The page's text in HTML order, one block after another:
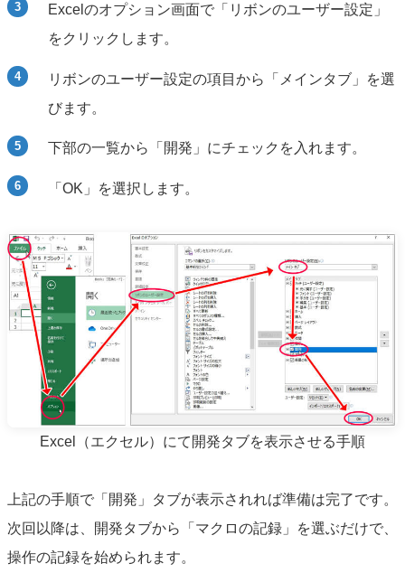
Excelのオプション画面で「リボンのユーザー設定」
をクリックします。
リボンのユーザー設定の項目から「メインタブ」を選
びます。
下部の一覧から「開発」にチェックを入れます。
「OK」を選択します。
Excel（エクセル）にて開発タブを表示させる手順
上記の手順で「開発」タブが表示されれば準備は完了です。
次回以降は、開発タブから「マクロの記録」を選ぶだけで、
操作の記録を始められます。